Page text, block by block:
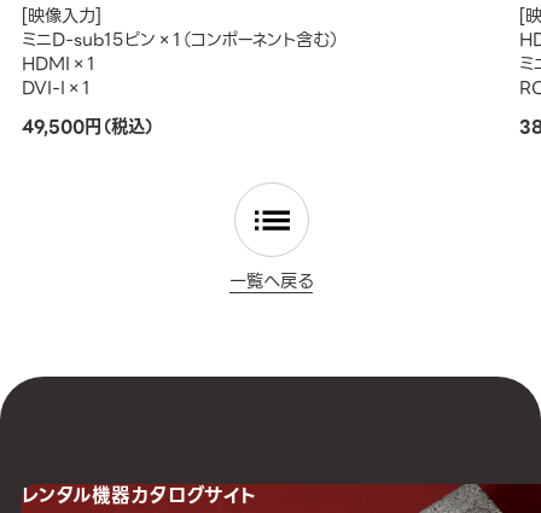
[映像入力]
ミニD-sub15ピン×1（コンポーネント含む）
HDMI×1
DVI-I×1
49,500円（税込）
[
一覧へ戻る
レンタル機器カタログサイト